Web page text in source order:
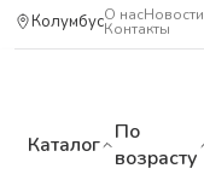
КолумбусО насНовости
Контакты
Каталог По
возрасту